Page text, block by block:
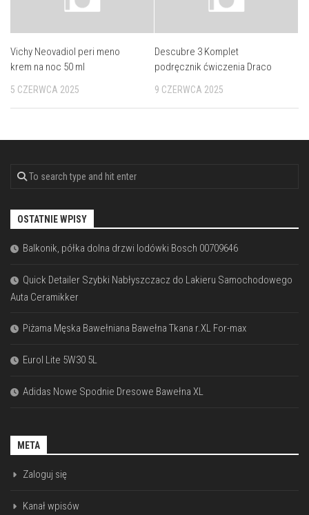
Vichy Neovadiol peri meno
krem na noc 50 ml
5 CZERWCA 2025
Descubre 3 Komplet
podręcznik ćwiczenia Draco
9 CZERWCA 2025
OSTATNIE WPISY
Balkonik, półka dolna drzwi lodówki Bosch 00709646
Quick Detailer Szybki Nabłyszczacz do Lakieru Samochodowego
Auta Ceramikker
Piżama Męska Bawełniana Bawełna Tkana r.XL For-max
Eurol Lite 5W30 5L
Adidas Nowe Spodnie Dresowe Bawełna XL
META
Zaloguj się
Kanał wpisów